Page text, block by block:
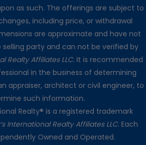
as such. The offerings are subject to
including price, or withdrawal
are approximate and have not
party and can not be verified by
Realty Affiliates LLC. It is recommended
in the business of determining
appraiser, architect or civil engineer, to
such information.
Realty® is a registered trademark
International Realty Affiliates LLC. Each
Owned and Operated.